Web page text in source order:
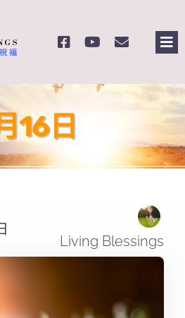
16日
Living Blessings